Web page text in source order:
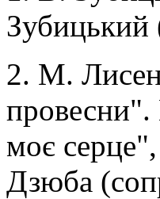
Зубицький
2. М.
провесни".
моє
Дзюба